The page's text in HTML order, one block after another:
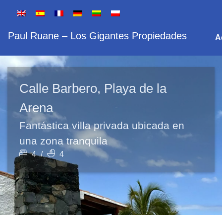
Paul Ruane – Los Gigantes Propiedades
Calle Barbero, Playa de la
Arena
Fantástica villa privada ubicada en
una zona tranquila
4 / 4